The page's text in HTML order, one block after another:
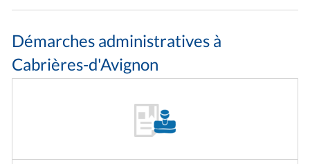
Démarches administratives à
Cabrières-d'Avignon